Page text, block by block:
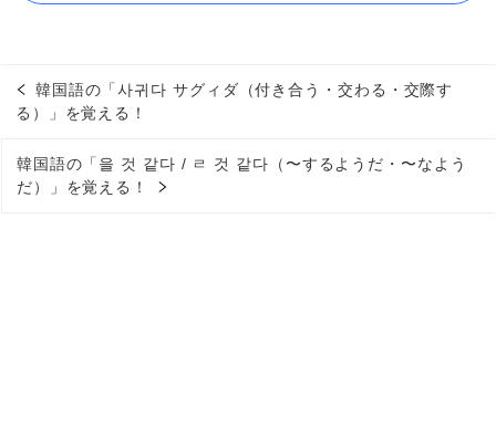
韓国語の「사귀다 サグィダ（付き合う・交わる・交際す
る）」を覚える！
韓国語の「을 것 같다 / ㄹ 것 같다（〜するようだ・〜なよう
だ）」を覚える！